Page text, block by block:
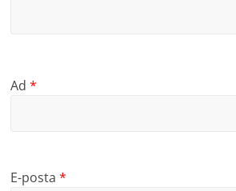
Ad*
E-posta*